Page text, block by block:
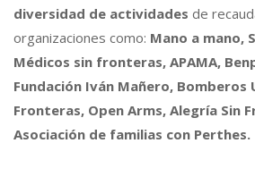
diversidad de actividades de
organizaciones como: Mano a mano,
Médicos sin fronteras, APAMA,
Fundación Iván Mañero, Bomberos
Fronteras, Open Arms, Alegría Sin
Asociación de familias con Perthes.